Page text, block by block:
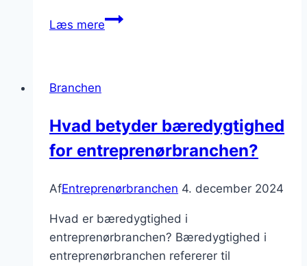
Læs mereProjektering
Branchen
Hvad betyder bæredygtighed
for entreprenørbranchen?
AfEntreprenørbranchen 4. december 2024
Hvad er bæredygtighed i
entreprenørbranchen? Bæredygtighed i
entreprenørbranchen refererer til